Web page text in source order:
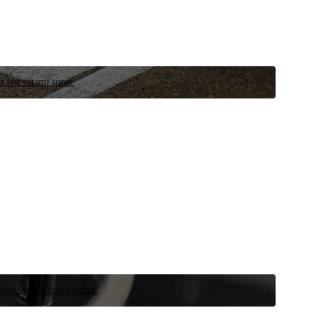
test ortamı sunar.
yedek parça bulun.